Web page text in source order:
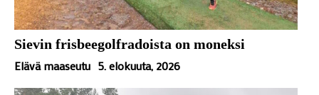
Sievin frisbeegolfradoista on moneksi
Elävä maaseutu 5. elokuuta, 2026